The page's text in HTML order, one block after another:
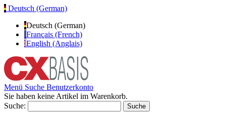
Deutsch (German)
Deutsch (German)
Français (French)
English (Anglais)
Menü Suche Benutzerkonto
Sie haben keine Artikel im Warenkorb.
Suche:
Suche